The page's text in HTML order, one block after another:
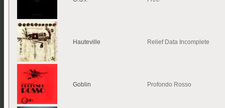
Hauteville Relief Data Incomplete
Goblin Profondo Rosso